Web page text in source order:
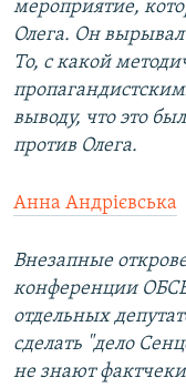
мероприятие,
Олега. Он
То, с какой
выводу, что это
против Олега.
Анна Андрієвська
Внезапные
конференции
отдельных
сделать "дело
не знают